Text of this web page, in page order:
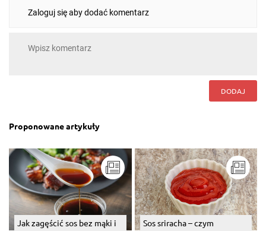
Zaloguj się aby dodać komentarz
DODAJ
Proponowane artykuły
Jak zagęścić sos bez mąki i
Sos sriracha – czym